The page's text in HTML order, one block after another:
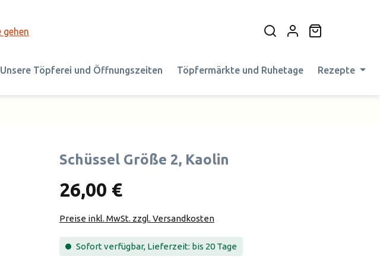
Unsere Töpferei und Öffnungszeiten Töpfermärkte und Ruhetage Rezepte
Schüssel Größe 2, Kaolin
26,00 €
Preise inkl. MwSt. zzgl. Versandkosten
Sofort verfügbar, Lieferzeit: bis 20 Tage